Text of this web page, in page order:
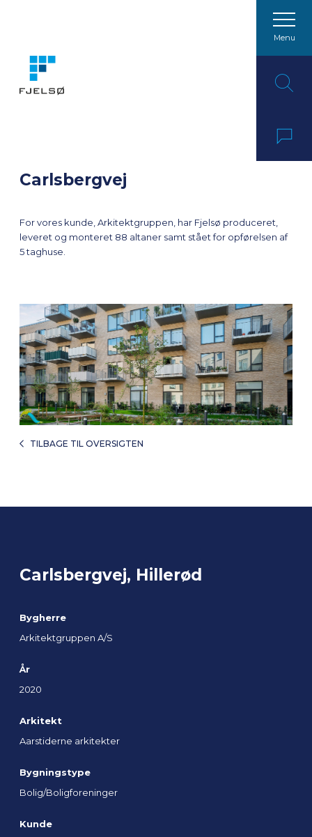
Spring til indhold
Menu
Carlsbergvej
For vores kunde, Arkitektgruppen, har Fjelsø produceret,
leveret og monteret 88 altaner samt stået for opførelsen af
5 taghuse.
TILBAGE TIL OVERSIGTEN
Carlsbergvej, Hillerød
Bygherre
Arkitektgruppen A/S
År
2020
Arkitekt
Aarstiderne arkitekter
Bygningstype
Bolig/Boligforeninger
Kunde